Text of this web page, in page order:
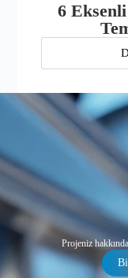
6
Projeniz